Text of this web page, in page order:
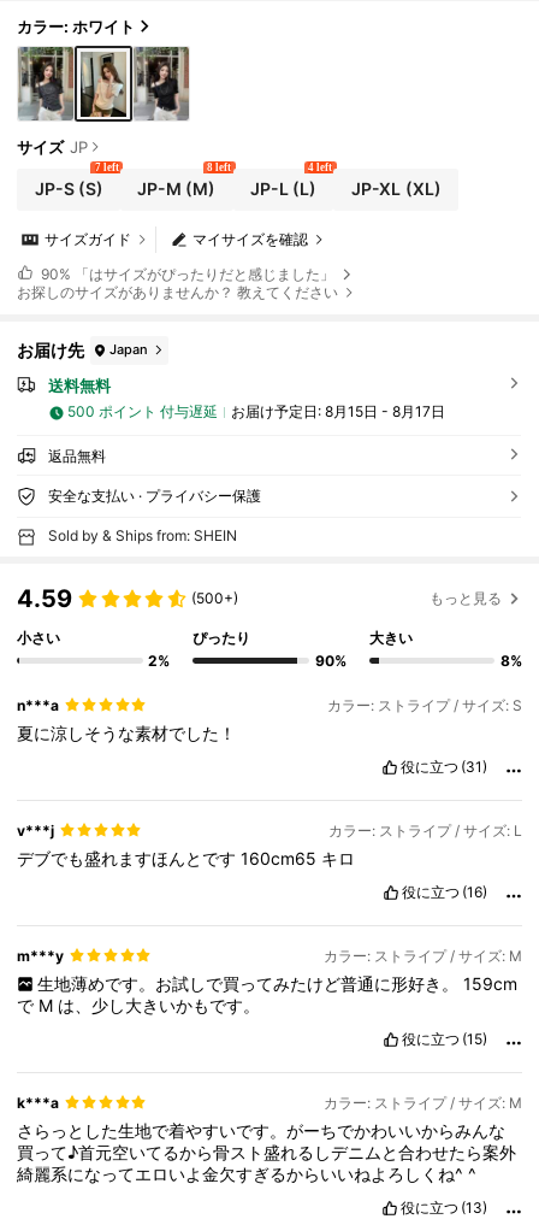
カラー: ホワイト
サイズ JP
JP-S(S)
7 left
JP-M (M)
8 left
JP-L(L)
4 left
JP-XL (XL)
マイサイズを確認
サイズガイド
90% 「はサイズがぴったりだと感じました」
お探しのサイズがありませんか？ 教えてください
お届け先 Japan
送料無料
500 ポイント 付与遅延 お届け予定日: 8月15日 - 8月17日
返品無料
安全な支払い · プライバシー保護
Sold by & Ships from: SHEIN
4.59 (500+) もっと見る
小さい
2%
ぴったり
90%
大きい
8%
n***a カラー: ストライプ / サイズ: S
夏に涼しそうな素材でした！
役に立つ (31)
v***j カラー: ストライプ / サイズ: L
デブでも盛れますほんとです160cm65 キロ
役に立つ (16)
m***y カラー: ストライプ / サイズ: M
生地薄めです。お試しで買ってみたけど普通に形好き。 159cm
で M は、少し大きいかもです。
役に立つ (15)
k***a カラー: ストライプ / サイズ: M
さらっとした生地で着やすいです。がーちでかわいいからみんな
買って♪首元空いてるから骨スト盛れるしデニムと合わせたら案外
綺麗系になってエロいよ金欠すぎるからいいねよろしくね^^
役に立つ (13)